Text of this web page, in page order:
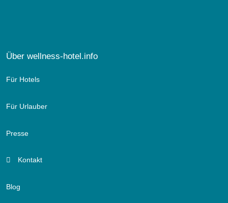
Über wellness-hotel.info
Für Hotels
Für Urlauber
Presse
Kontakt
Blog